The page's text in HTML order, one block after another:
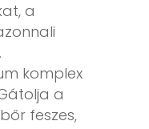
a
komplex
a
feszes,